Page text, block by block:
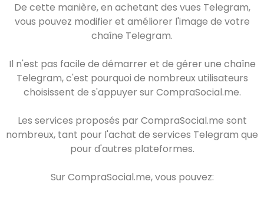
De cette manière, en achetant des vues Telegram,
vous pouvez modifier et améliorer l'image de votre
chaîne Telegram.
Il n'est pas facile de démarrer et de gérer une chaîne
Telegram, c'est pourquoi de nombreux utilisateurs
choisissent de s'appuyer sur CompraSocial.me.
Les services proposés par CompraSocial.me sont
nombreux, tant pour l'achat de services Telegram que
pour d'autres plateformes.
Sur CompraSocial.me, vous pouvez: